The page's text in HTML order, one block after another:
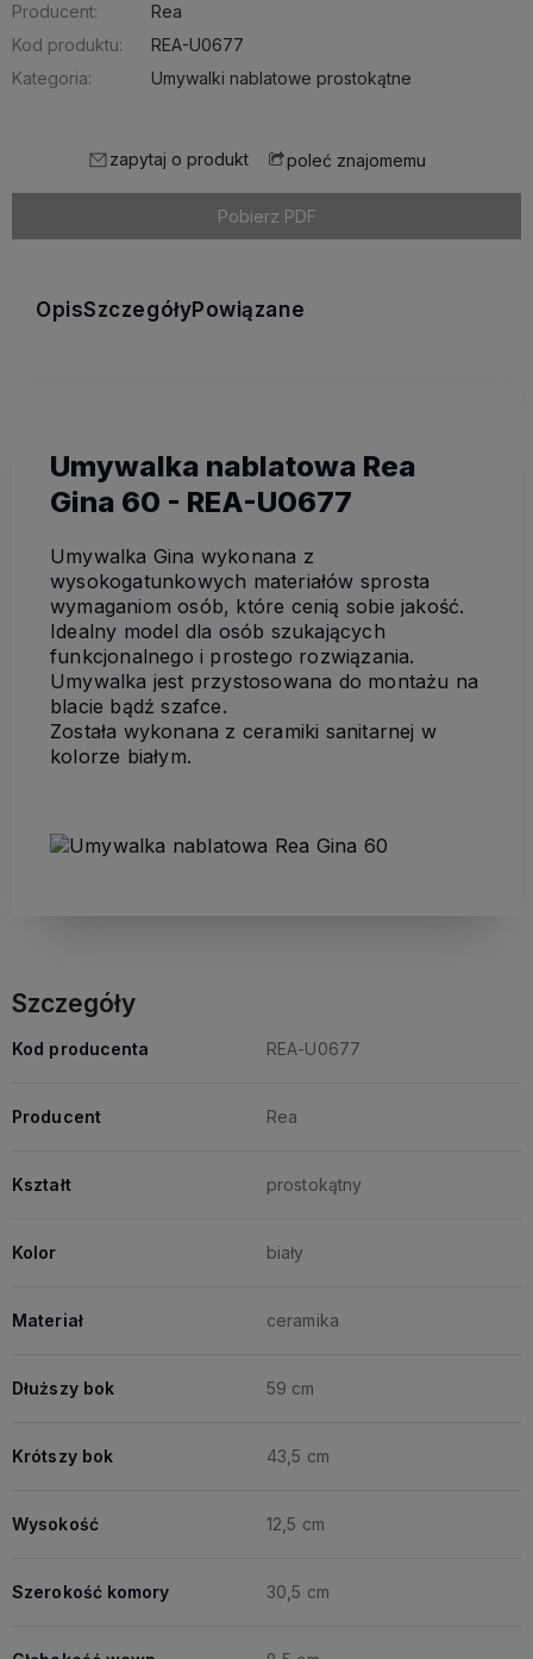
Producent:
Rea
Kod produktu:
REA-U0677
Kategoria:
Umywalki nablatowe prostokątne
zapytaj o produkt poleć znajomemu
Pobierz PDF
OpisSzczegółyPowiązane
Umywalka nablatowa Rea
Gina 60 - REA-U0677
Umywalka Gina wykonana z
wysokogatunkowych materiałów sprosta
wymaganiom osób, które cenią sobie jakość.
Idealny model dla osób szukających
funkcjonalnego i prostego rozwiązania.
Umywalka jest przystosowana do montażu na
blacie bądź szafce.
Została wykonana z ceramiki sanitarnej w
kolorze białym.
Szczegóły
Kod producenta REA-U0677
Producent Rea
Kształt prostokątny
Kolor biały
Materiał ceramika
Dłuższy bok 59 cm
Krótszy bok 43,5 cm
Wysokość 12,5 cm
Szerokość komory 30,5 cm